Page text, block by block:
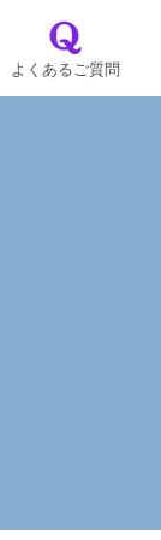
よくあるご質問